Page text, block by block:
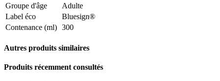
Groupe d'âge
Adulte
Label éco
Bluesign®
Contenance (ml) 300
Autres produits similaires
Produits récemment consultés